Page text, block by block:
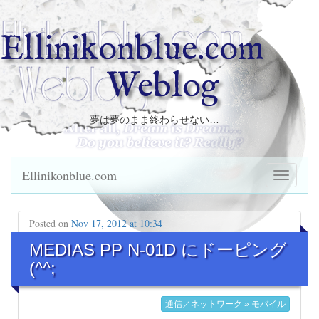
Ellinikonblue.com
Weblog
夢は夢のまま終わらせない…
Ellinikonblue.com
Posted on Nov 17, 2012 at 10:34
MEDIAS PP N-01D にドーピング
(^^;
通信／ネットワーク » モバイル